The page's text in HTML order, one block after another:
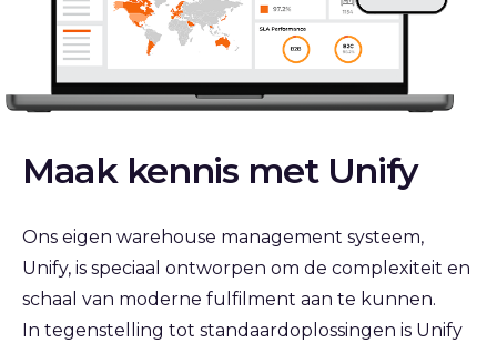
Maak kennis met Unify
Ons eigen warehouse management systeem,
Unify, is speciaal ontworpen om de complexiteit en
schaal van moderne fulfilment aan te kunnen.
In tegenstelling tot standaardoplossingen is Unify